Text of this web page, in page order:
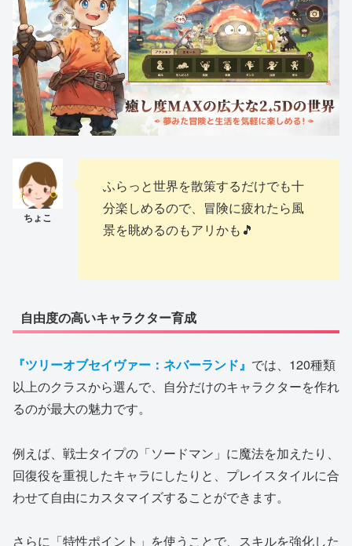
ふらっと世界を散策するだけでも十
分楽しめるので、冒険に疲れたら風
景を眺めるのもアリかも🎵
自由度の高いキャラクター育成
『ツリーオブセイヴァー：ネバーランド』 では、120種類
以上のクラスから選んで、自分だけのキャラクターを作れ
るのが最大の魅力です。
例えば、戦士タイプの「ソードマン」に魔法を加えたり、
回復役を重視したキャラにしたりと、プレイスタイルに合
わせて自由にカスタマイズすることができます。
さらに「特性ポイント」を使うことで、スキルを強化した